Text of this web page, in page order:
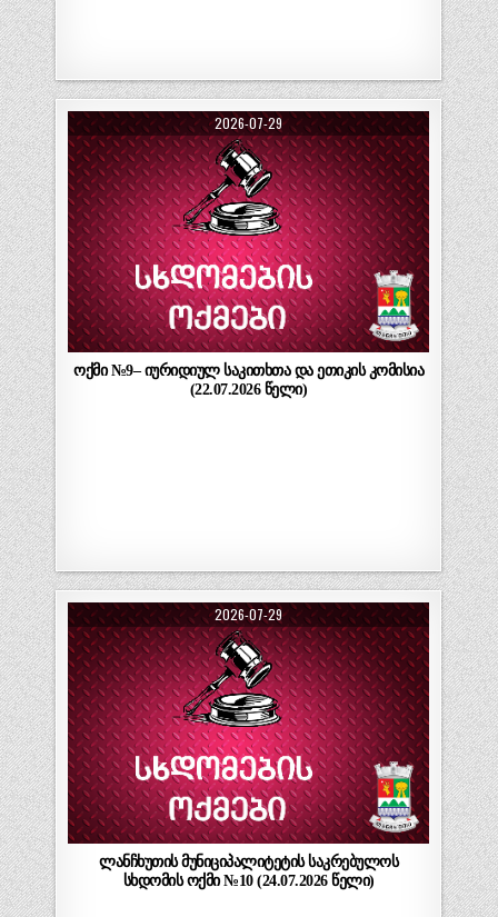
2026-07-29
ოქმი №9– იურიდიულ საკითხთა და ეთიკის კომისია
(22.07.2026 წელი)
2026-07-29
ლანჩხუთის მუნიციპალიტეტის საკრებულოს
სხდომის ოქმი №10 (24.07.2026 წელი)